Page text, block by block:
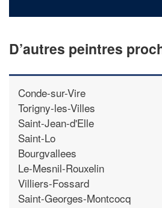
D’autres peintres
Conde-sur-Vire
Torigny-les-Villes
Saint-Jean-d'Elle
Saint-Lo
Bourgvallees
Le-Mesnil-Rouxelin
Villiers-Fossard
Saint-Georges-Montcocq